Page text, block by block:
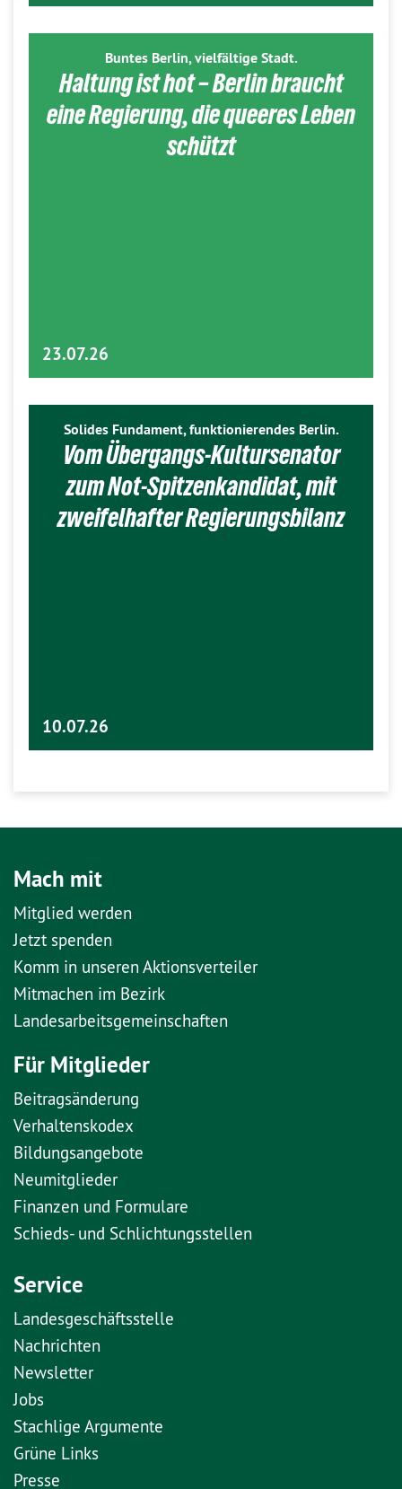
Buntes Berlin, vielfältige Stadt.
Haltung ist hot – Berlin braucht
eine Regierung, die queeres Leben
schützt
23.07.26
Solides Fundament, funktionierendes Berlin.
Vom Übergangs-Kultursenator
zum Not-Spitzenkandidat, mit
zweifelhafter Regierungsbilanz
10.07.26
Mach mit
Mitglied werden
Jetzt spenden
Komm in unseren Aktionsverteiler
Mitmachen im Bezirk
Landesarbeitsgemeinschaften
Für Mitglieder
Beitragsänderung
Verhaltenskodex
Bildungsangebote
Neumitglieder
Finanzen und Formulare
Schieds- und Schlichtungsstellen
Service
Landesgeschäftsstelle
Nachrichten
Newsletter
Jobs
Stachlige Argumente
Grüne Links
Presse